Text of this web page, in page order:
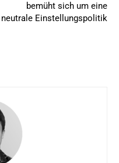
bemüht sich um eine
neutrale Einstellungspolitik